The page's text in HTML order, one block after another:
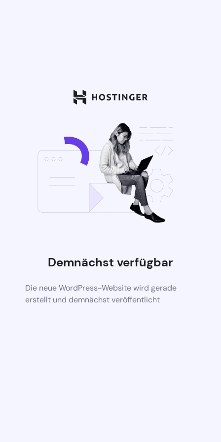
Demnächst verfügbar
Die neue WordPress-Website wird gerade
erstellt und demnächst veröffentlicht